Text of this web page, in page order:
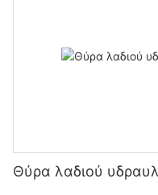
Θύρα λαδιού